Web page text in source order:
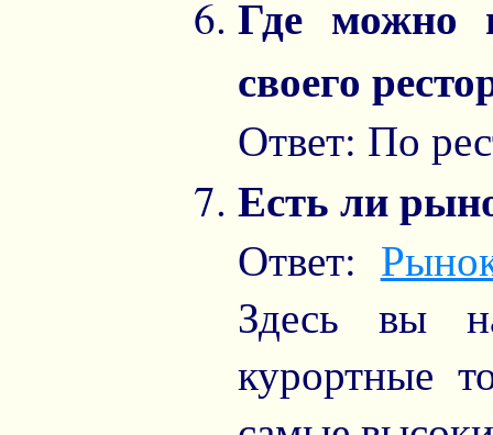
Где можно
своего
Ответ: По
Есть ли
Ответ:
Здесь вы
курортные